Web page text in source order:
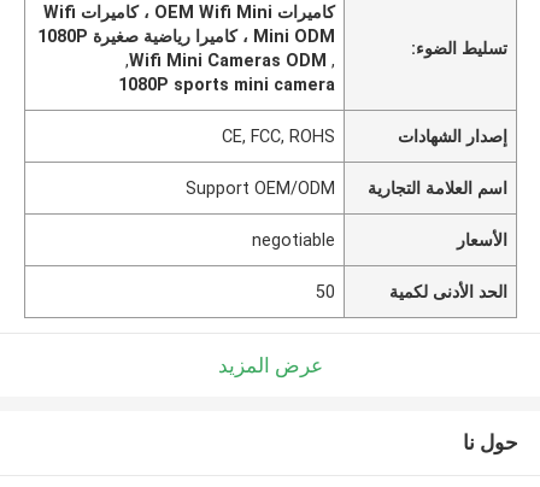
تسليط الضوء:
كاميرات OEM Wifi Mini ، كاميرات Wifi
Mini ODM ، كاميرا رياضية صغيرة 1080P
,
Wifi Mini Cameras ODM
,
1080P sports mini camera
إصدار الشهادات CE, FCC, ROHS
اسم العلامة التجارية Support OEM/ODM
الأسعار negotiable
الحد الأدنى لكمية 50
عرض المزيد
حول نا